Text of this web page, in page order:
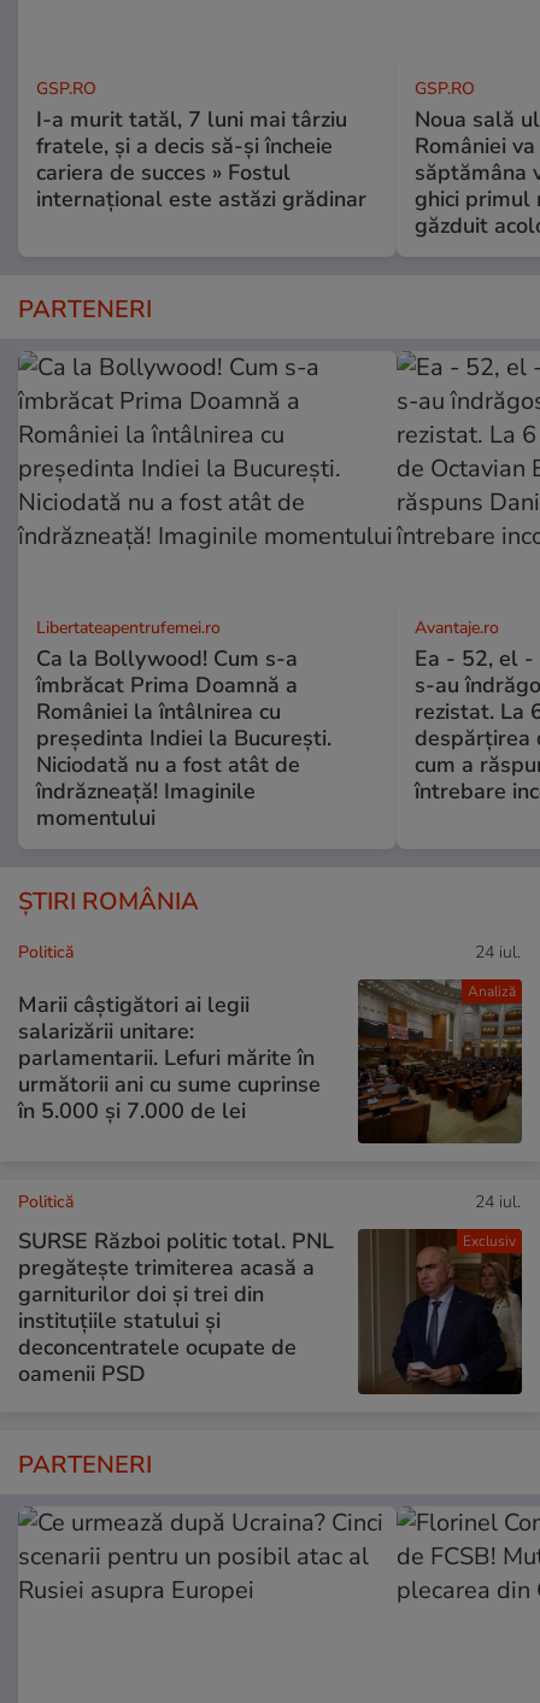
GSP.RO
I-a murit tatăl, 7 luni mai târziu
fratele, și a decis să-și încheie
cariera de succes » Fostul
internațional este astăzi grădinar
GSP.RO
Noua sală
României
săptămâna
ghici primul
găzduit
PARTENERI
Libertateapentrufemei.ro
Ca la Bollywood! Cum s-a
îmbrăcat Prima Doamnă a
României la întâlnirea cu
președinta Indiei la București.
Niciodată nu a fost atât de
îndrăzneață! Imaginile
momentului
Avantaje.ro
Ea - 52, el -
s-au
rezistat. La
despărțirea
cum a
întrebare
ȘTIRI ROMÂNIA
Analiză
Politică 24 iul.
Marii câștigători ai legii
salarizării unitare:
parlamentarii. Lefuri mărite în
următorii ani cu sume cuprinse
în 5.000 și 7.000 de lei
Exclusiv
Politică 24 iul.
SURSE Război politic total. PNL
pregătește trimiterea acasă a
garniturilor doi și trei din
instituțiile statului și
deconcentratele ocupate de
oamenii PSD
PARTENERI